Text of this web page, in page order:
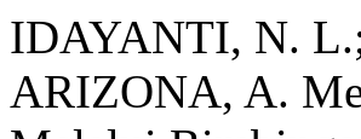
IDAYANTI, N.
ARIZONA, A.